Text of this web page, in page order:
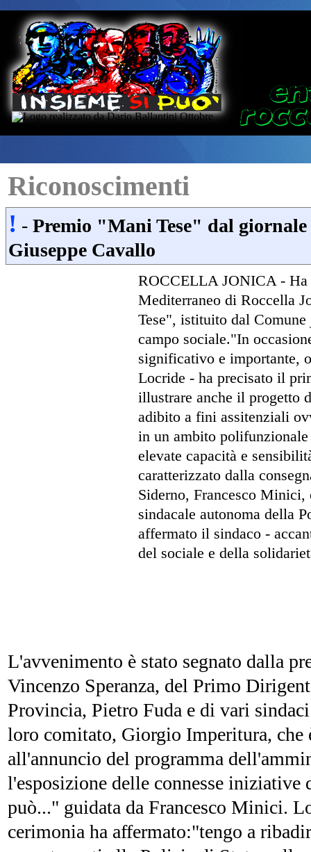
Riconoscimenti
! - Premio "Mani Tese" dal
Giuseppe Cavallo
ROCCELLA JONICA - Ha
Mediterraneo di Roccella
Tese", istituito dal
campo sociale."In
significativo e importante,
Locride - ha precisato il
illustrare anche il progetto
adibito a fini assitenziali
in un ambito
elevate capacità e
caratterizzato dalla
Siderno, Francesco
sindacale autonoma della
affermato il sindaco -
del sociale e della
L'avvenimento è stato segnato dalla
Vincenzo Speranza, del Primo
Provincia, Pietro Fuda e di vari
loro comitato, Giorgio Imperitura,
all'annuncio del programma
l'esposizione delle connesse iniziative
può..." guidata da Francesco Minici.
cerimonia ha affermato:"tengo a